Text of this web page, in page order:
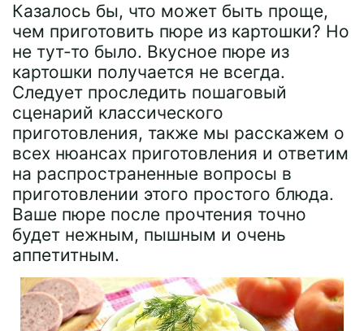
Казалось бы, что может быть проще,
чем приготовить пюре из картошки? Но
не тут-то было. Вкусное пюре из
картошки получается не всегда.
Следует проследить пошаговый
сценарий классического
приготовления, также мы расскажем о
всех нюансах приготовления и ответим
на распространенные вопросы в
приготовлении этого простого блюда.
Ваше пюре после прочтения точно
будет нежным, пышным и очень
аппетитным.